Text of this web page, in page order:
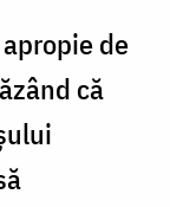
de
că